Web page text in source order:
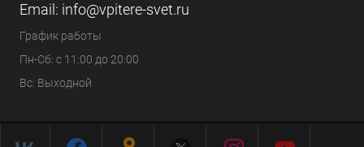
Email: info@vpitere-svet.ru
График работы
Пн-Сб: с 11:00 до 20:00
Вс: Выходной